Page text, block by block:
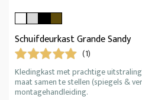
Schuifdeurkast Grande Sandy
(1)
Kledingkast met prachtige
maat samen te stellen (spiegels &
montagehandleiding.